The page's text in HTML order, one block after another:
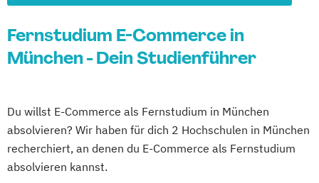
Fernstudium E-Commerce in
München - Dein Studienführer
Du willst E-Commerce als Fernstudium in München
absolvieren? Wir haben für dich 2 Hochschulen in München
recherchiert, an denen du E-Commerce als Fernstudium
absolvieren kannst.